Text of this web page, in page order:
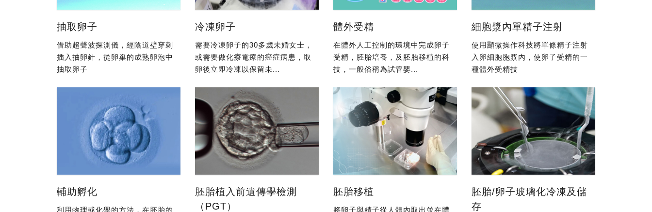
抽取卵子
借助超聲波探測儀，經陰道壁穿刺
插入抽卵針，從卵巢的成熟卵泡中
抽取卵子
冷凍卵子
需要冷凍卵子的30多歲未婚女士，
或需要做化療電療的癌症病患，取
卵後立即冷凍以保留未...
體外受精
在體外人工控制的環境中完成卵子
受精，胚胎培養，及胚胎移植的科
技，一般俗稱為試管嬰...
細胞漿內單精子注射
使用顯微操作科技將單條精子注射
入卵細胞胞漿內，使卵子受精的一
種體外受精技
輔助孵化
利用物理或化學的方法，在胚胎的
胚胎植入前遺傳學檢測
（PGT）
胚胎移植
將卵子與精子從人體內取出並在體
胚胎/卵子玻璃化冷凍及儲
存